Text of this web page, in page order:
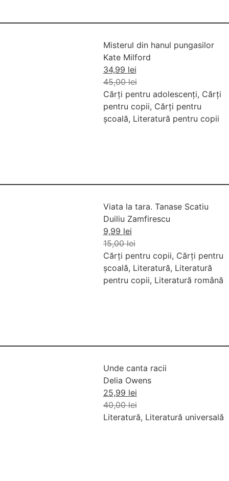
Misterul din hanul pungasilor
Kate Milford
45,00lei
34,99 lei
Cărți pentru adolescenți, Cărți
pentru copii, Cărți pentru
școală, Literatură pentru copii
Viata la tara. Tanase Scatiu
Duiliu Zamfirescu
15,00lei
9,99 lei
Cărți pentru copii, Cărți pentru
școală, Literatură, Literatură
pentru copii, Literatură română
Unde canta racii
Delia Owens
40,00lei
25,99 lei
Literatură, Literatură universală